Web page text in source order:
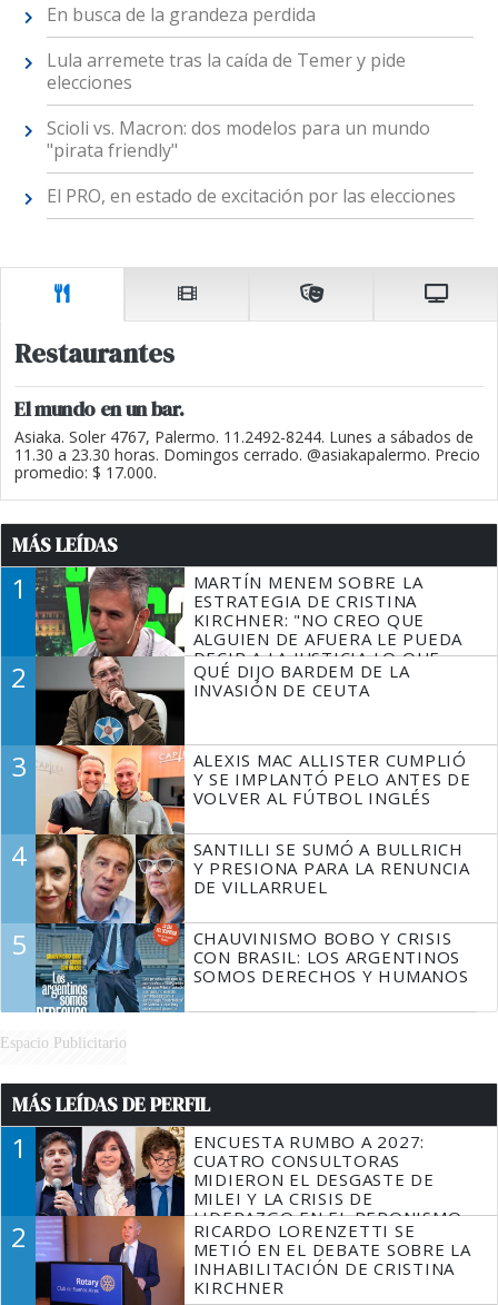
En busca de la grandeza perdida
Lula arremete tras la caída de Temer y pide
elecciones
Scioli vs. Macron: dos modelos para un mundo
"pirata friendly"
El PRO, en estado de excitación por las elecciones
Restaurantes
El mundo en un bar.
Asiaka. Soler 4767, Palermo. 11.2492-8244. Lunes a sábados de
11.30 a 23.30 horas. Domingos cerrado. @asiakapalermo. Precio
promedio: $ 17.000.
MÁS LEÍDAS
1
MARTÍN MENEM SOBRE LA
ESTRATEGIA DE CRISTINA
KIRCHNER: "NO CREO QUE
ALGUIEN DE AFUERA LE PUEDA
DECIR A LA JUSTICIA LO QUE
TIENE QUE HACER"
2
QUÉ DIJO BARDEM DE LA
INVASIÓN DE CEUTA
3
ALEXIS MAC ALLISTER CUMPLIÓ
Y SE IMPLANTÓ PELO ANTES DE
VOLVER AL FÚTBOL INGLÉS
4
SANTILLI SE SUMÓ A BULLRICH
Y PRESIONA PARA LA RENUNCIA
DE VILLARRUEL
5
CHAUVINISMO BOBO Y CRISIS
CON BRASIL: LOS ARGENTINOS
SOMOS DERECHOS Y HUMANOS
Espacio Publicitario
MÁS LEÍDAS DE PERFIL
1
ENCUESTA RUMBO A 2027:
CUATRO CONSULTORAS
MIDIERON EL DESGASTE DE
MILEI Y LA CRISIS DE
LIDERAZGO EN EL PERONISMO
2
RICARDO LORENZETTI SE
METIÓ EN EL DEBATE SOBRE LA
INHABILITACIÓN DE CRISTINA
KIRCHNER